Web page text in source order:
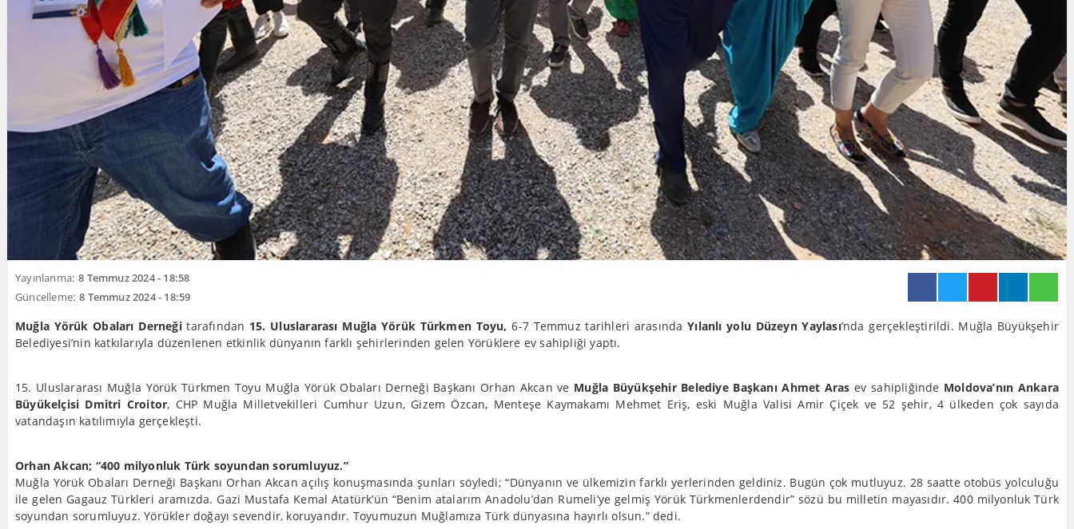
Yayınlanma: 8 Temmuz 2024 - 18:58
Güncelleme: 8 Temmuz 2024 - 18:59
Muğla Yörük Obaları Derneğitarafından 15. Uluslararası Muğla Yörük Türkmen Toyu, 6-7 Temmuz tarihleri arasındaYılanlı yolu Düzeyn Yaylası’nda gerçekleştirildi. Muğla Büyükşehir
Belediyesi’nin katkılarıyla düzenlenen etkinlik dünyanın farklı şehirlerinden gelen Yörüklere ev sahipliği yaptı.
15. Uluslararası Muğla Yörük Türkmen Toyu Muğla Yörük Obaları Derneği Başkanı Orhan Akcan ve Muğla Büyükşehir Belediye Başkanı Ahmet Aras ev sahipliğinde Moldova’nın Ankara
Büyükelçisi Dmitri Croitor, CHP Muğla Milletvekilleri Cumhur Uzun, Gizem Özcan, Menteşe Kaymakamı Mehmet Eriş, eski Muğla Valisi Amir Çiçek ve 52 şehir, 4 ülkeden çok sayıda
vatandaşın katılımıyla gerçekleşti.
Orhan Akcan; “400 milyonluk Türk soyundan sorumluyuz.”
Muğla Yörük Obaları Derneği Başkanı Orhan Akcan açılış konuşmasında şunları söyledi; “Dünyanın ve ülkemizin farklı yerlerinden geldiniz. Bugün çok mutluyuz. 28 saatte otobüs yolculuğu
ile gelen Gagauz Türkleri aramızda. Gazi Mustafa Kemal Atatürk’ün “Benim atalarım Anadolu’dan Rumeli’ye gelmiş Yörük Türkmenlerdendir” sözü bu milletin mayasıdır. 400 milyonluk Türk
soyundan sorumluyuz. Yörükler doğayı sevendir, koruyandır. Toyumuzun Muğlamıza Türk dünyasına hayırlı olsun.” dedi.